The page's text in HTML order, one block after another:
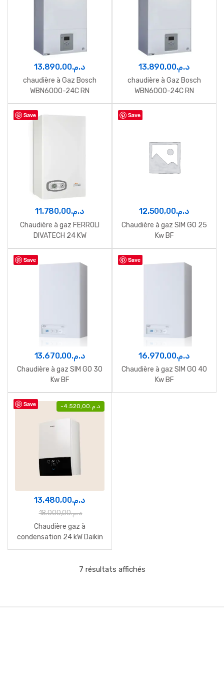
د.م.13.890,00
chaudière à Gaz Bosch
WBN6000-24C RN
د.م.13.890,00
chaudière à Gaz Bosch
WBN6000-24C RN
Save
د.م.11.780,00
Chaudière à gaz FERROLI
DIVATECH 24 KW
Save
د.م.12.500,00
Chaudière à gaz SIM GO 25
Kw BF
Save
د.م.13.670,00
Chaudière à gaz SIM GO 30
Kw BF
Save
د.م.16.970,00
Chaudière à gaz SIM GO 40
Kw BF
Save - د.م.4.520,00
د.م.13.480,00
د.م.18.000,00
Chaudière gaz à
condensation 24 kW Daikin
Altherma D2CND024A1AB
7 résultats affichés